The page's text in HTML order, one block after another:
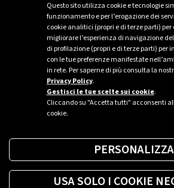
Questo sito utilizza cookie e tecnologie
funzionamento e per l’erogazione dei
cookie analitici (propri e di terze parti) per
migliorare l’esperienza di navigazione
di profilazione (propri e di terze parti) per
con le tue preferenze manifestate
in rete. Per saperne di più consulta la
Privacy Policy.
Gestisci le tue scelte sui cookie.
Cliccando su "Accetta tutti" acconsenti
cookie.
PERSONALIZZA
USA SOLO I COOKIE
Per favore riprova piú tardi
Sei un’azienda o
Trova la soluzione più
Richiedi una